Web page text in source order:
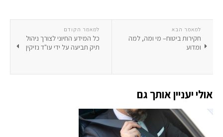
למאמר הקודם
כל המידע החיוני לצורך ניהול
תיק תביעה על ידי עו"ד נזיקין
למאמר הבא
חקירות ביטוח– מי ומה, למה
ומדוע
אולי יעניין אותך גם